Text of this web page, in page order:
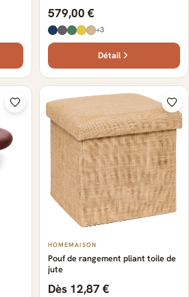
579,00 €
+3
Détail
HOMEMAISON
Pouf de rangement pliant toile de
jute
Dès 12,87 €